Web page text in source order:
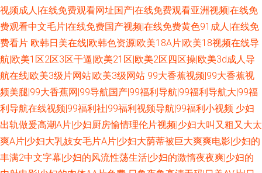
视频成人|在线免费观看网址国产|在线免费观看亚洲视频|在线免
费观看中文毛片|在线免费国产视频|在线免费黄色91成人|在线免
费看片 欧韩日美在线|欧韩色资源|欧美18A片|欧美18视频在线导
航|欧美1区2区3区干逼|欧美21区|欧美2区四区操|欧美3d成人导
航在线|欧美3级片网站|欧美3级网站 99大香蕉视频|99大香蕉视
频美腿|99大香蕉网|99导航国产|99福利导航|99福利导航大|99福
利导航在线视频|99福利社|99福利视频导航|99福利小视频 少妇
出轨做爰高潮A片|少妇厨房愉情理伦片视频|少妇大叫又粗又大太
爽A片|少妇大乳妓女毛片A片|少妇大荫蒂被巨大爽爽电影|少妇的
丰满2中文字幕|少妇的风流性荡生活|少妇的激惰夜夜爽|少妇的